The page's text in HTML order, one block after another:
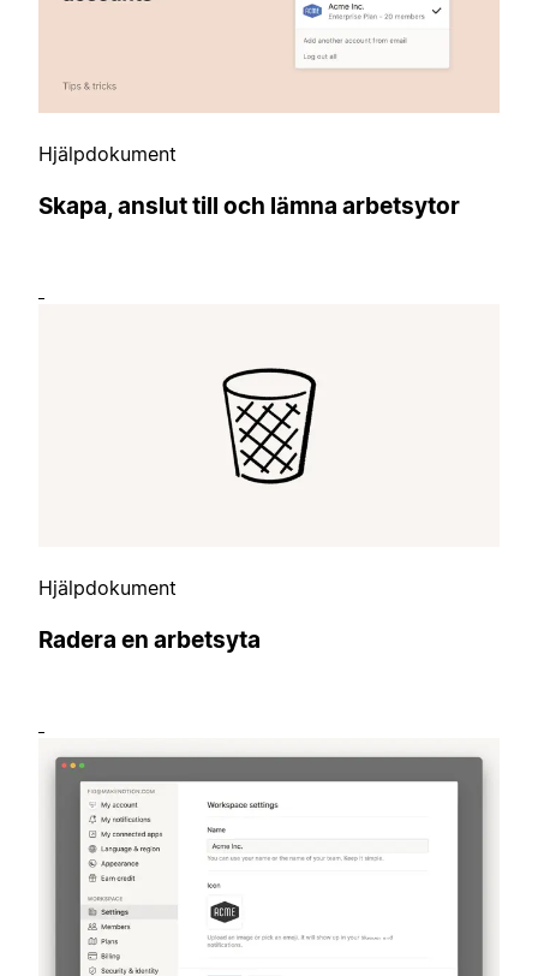
Hjälpdokument
Skapa, anslut till och lämna arbetsytor
Hjälpdokument
Radera en arbetsyta